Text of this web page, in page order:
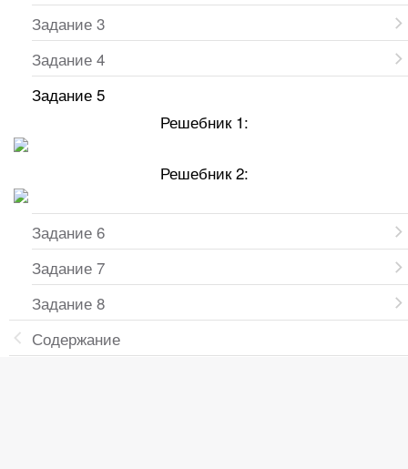
Задание 3
Задание 4
Задание 5
Решебник 1:
Решебник 2:
Задание 6
Задание 7
Задание 8
Содержание